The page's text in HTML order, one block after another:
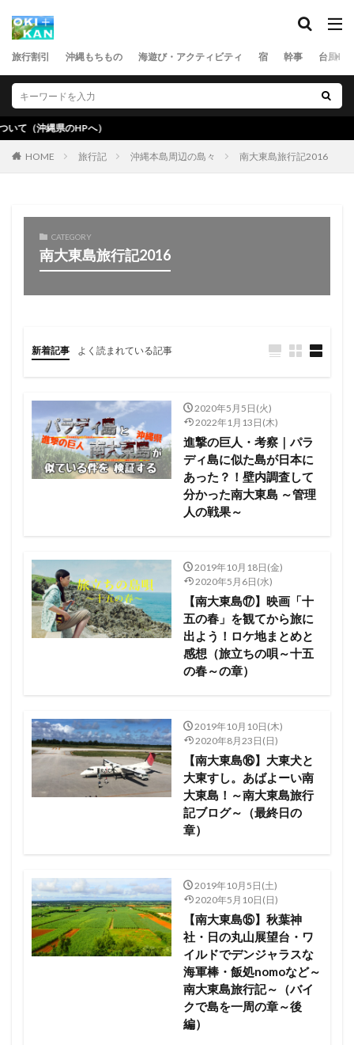
旅行割引 沖縄もちもの 海遊び・アクティビティ 宿 幹事 台風
のHPへ）
HOME 旅行記 沖縄本島周辺の島々 南大東島旅行記2016
CATEGORY
南大東島旅行記2016
新着記事 よく読まれている記事
2020年5月5日(火)
2022年1月13日(木)
進撃の巨人・考察｜パラ
ディ島に似た島が日本に
あった？！壁内調査して
分かった南大東島 ～管理
人の戦果～
2019年10月18日(金)
2020年5月6日(水)
【南大東島⑰】映画「十
五の春」を観てから旅に
出よう！ロケ地まとめと
感想（旅立ちの唄～十五
の春～の章）
2019年10月10日(木)
2020年8月23日(日)
【南大東島⑯】大東犬と
大東すし。あばよーい南
大東島！～南大東島旅行
記ブログ～（最終日の
章）
2019年10月5日(土)
2020年5月10日(日)
【南大東島⑮】秋葉神
社・日の丸山展望台・ワ
イルドでデンジャラスな
海軍棒・飯処nomoなど～
南大東島旅行記～（バイ
クで島を一周の章～後
編）